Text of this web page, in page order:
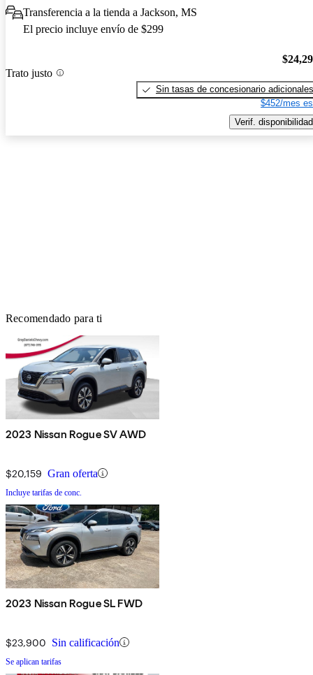
Transferencia a la tienda a Jackson, MS
El precio incluye envío de $299
Trato justo
Sin tasas de concesionario adicionales
$452/mes
Verif. disponibilidad
Recomendado para ti
2023 Nissan Rogue SV AWD
$20,159 Gran oferta
Incluye tarifas de conc.
2023 Nissan Rogue SL FWD
$23,900 Sin calificación
Se aplican tarifas